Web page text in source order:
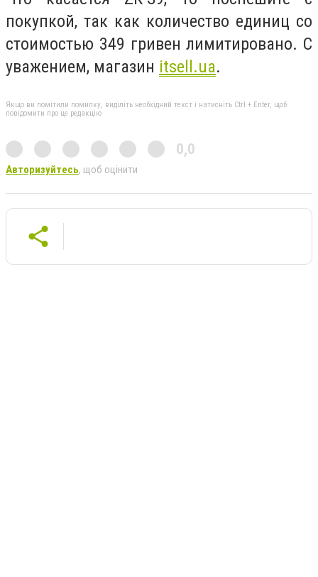
покупкой, так как количество единиц со
стоимостью 349 гривен лимитировано. С
уважением, магазин itsell.ua.
Якщо ви помітили помилку, виділіть необхідний текст і натисніть Ctrl + Enter, щоб
повідомити про це редакцію
0,0
Авторизуйтесь, щоб оцінити